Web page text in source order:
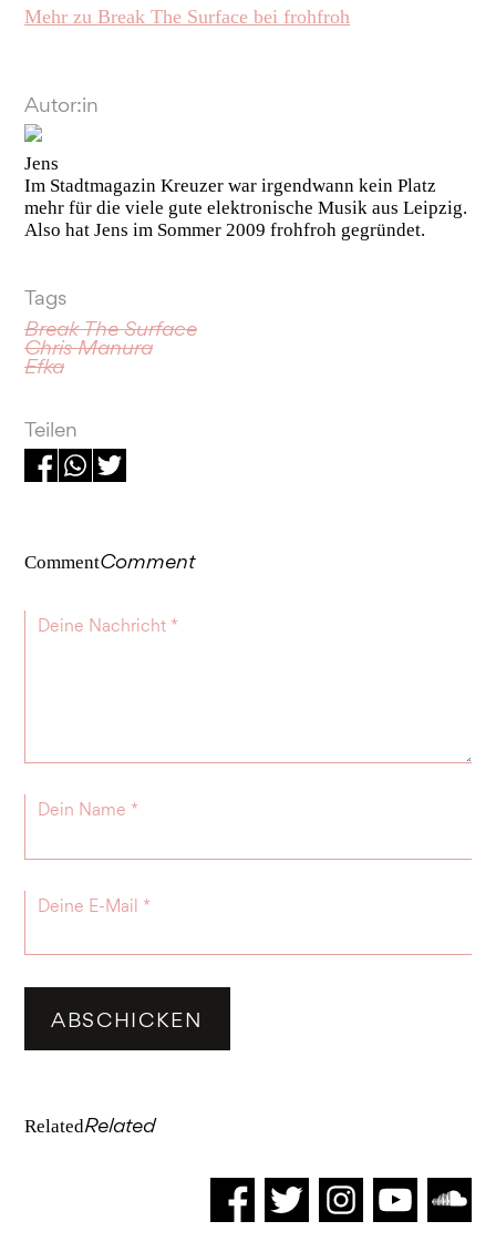
Autor:in
Jens
Im Stadtmagazin Kreuzer war irgendwann kein Platz
mehr für die viele gute elektronische Musik aus Leipzig.
Also hat Jens im Sommer 2009 frohfroh gegründet.
Tags
Break The Surface
Chris Manura
Efka
Teilen
Mehr zu Break The Surface bei frohfroh
CommentComment
RelatedRelated